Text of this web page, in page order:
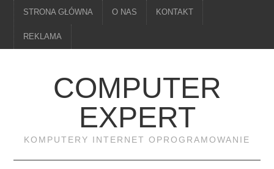
STRONA GŁÓWNA O NAS KONTAKT
REKLAMA
COMPUTER
EXPERT
KOMPUTERY INTERNET OPROGRAMOWANIE